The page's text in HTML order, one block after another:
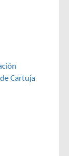
Cartuja